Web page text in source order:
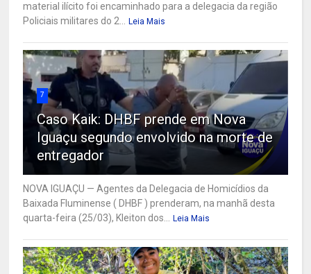
material ilícito foi encaminhado para a delegacia da região
Policiais militares do 2...
Leia Mais
7
Caso Kaik: DHBF prende em Nova
Iguaçu segundo envolvido na morte de
entregador
NOVA IGUAÇU — Agentes da Delegacia de Homicídios da
Baixada Fluminense ( DHBF ) prenderam, na manhã desta
quarta-feira (25/03), Kleiton dos...
Leia Mais